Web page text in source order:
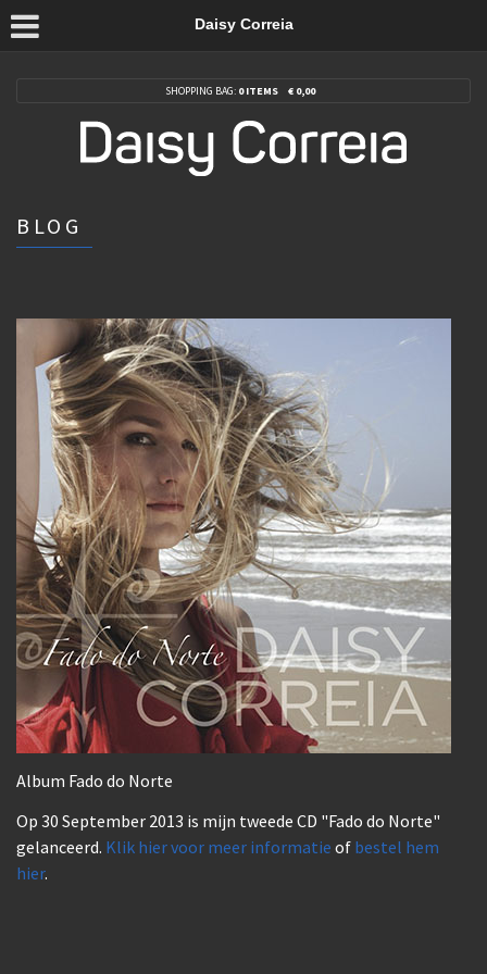
Daisy Correia
SHOPPING BAG: 0 ITEMS €0,00
BLOG
Album Fado do Norte
Op 30 September 2013 is mijn tweede CD "Fado do Norte"
gelanceerd. Klik hier voor meer informatie of bestel hem
hier.